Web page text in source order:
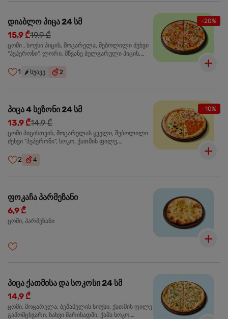
-20%
დიაბლო პიცა 24 სმ
15,9 ₾19,9 ₾
ცომი , სოუსი პიცის, მოცარელა, შებოლილი ძეხვი
"პეპერონი", ლორი, მწვანე ბულგარული პიცის,
1 🌶️ სუავე 2
-10%
პიცა 4 სეზონი 24 სმ
13,9 ₾14,9 ₾
ცომი პიცისთვის, მოცარელას ყველი, შებოლილი
ძეხვი "პეპერონი", სოკო, ქათმის ფილე,
2 4
ფოკაჩა პარმეზანი
6,9 ₾
ცომი, პარმეზანი
პიცა ქათმისა და სოკოსი 24 სმ
14,9 ₾
ცომი, მოცარელა, ბეშამელის სოუსი, ქათმის ფილე
გამომცხვარი, ხახვი მარინადში, ქამა სოკო,